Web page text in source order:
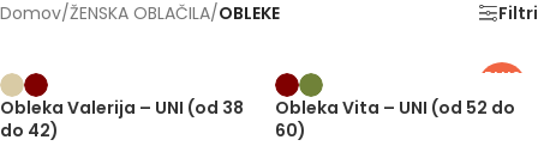
Domov/ŽENSKA OBLAČILA/OBLEKE Filtri
Obleka Valerija – UNI (od 38
do 42)
PLUS
Obleka Vita – UNI (od 52 do
60)